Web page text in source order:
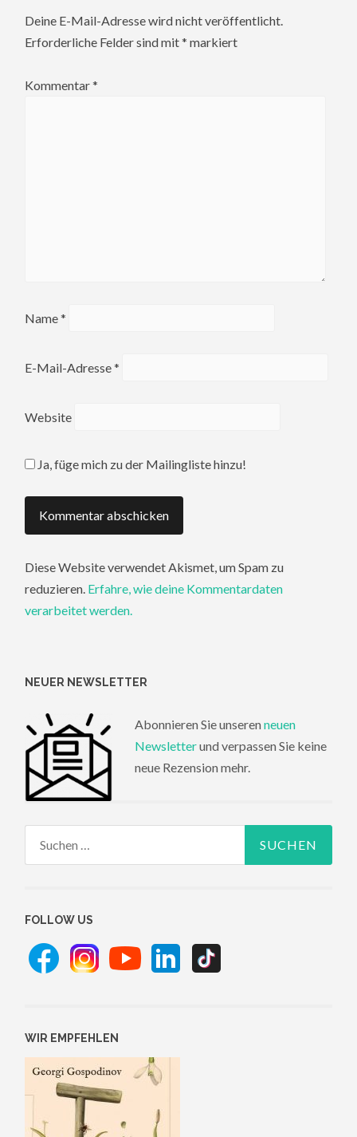
Deine E-Mail-Adresse wird nicht veröffentlicht.
Erforderliche Felder sind mit* markiert
Kommentar*
Name*
E-Mail-Adresse*
Website
Ja, füge mich zu der Mailingliste hinzu!
Diese Website verwendet Akismet, um Spam zu
reduzieren. Erfahre, wie deine Kommentardaten
verarbeitet werden.
NEUER NEWSLETTER
Abonnieren Sie unseren neuen
Newsletterund verpassen Sie keine
neue Rezension mehr.
FOLLOW US
WIR EMPFEHLEN